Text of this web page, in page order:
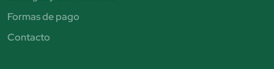
Formas de pago
Contacto